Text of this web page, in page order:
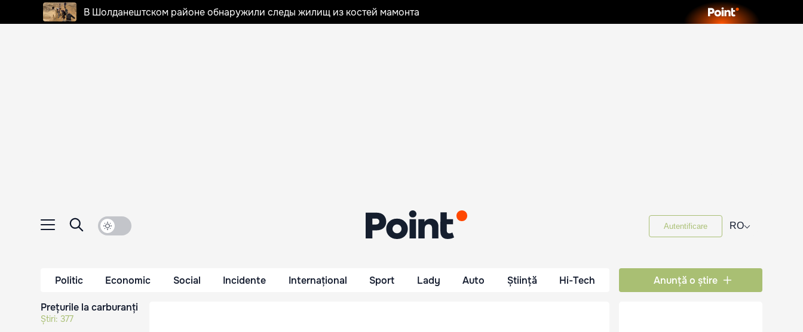
В Шолданештском районе обнаружили следы жилищ из костей мамонта
Autentificare RO⌵
Politic Economic Social Incidente Internațional Sport Lady Auto Știință Hi-Tech Anunță o știre
Prețurile la carburanți
Știri: 377